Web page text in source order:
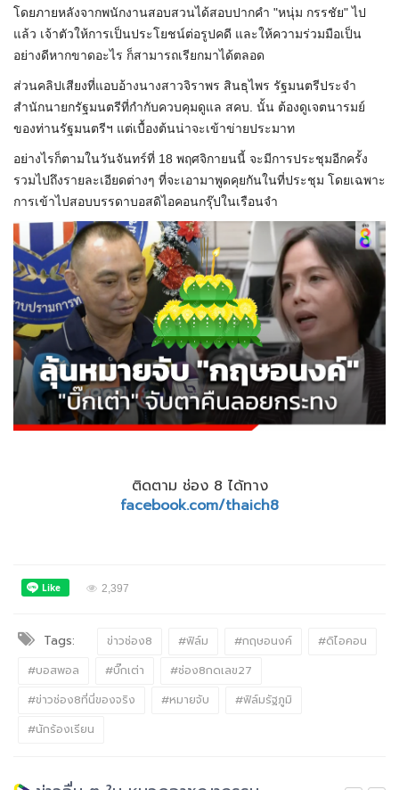
โดยภายหลังจากพนักงานสอบสวนได้สอบปากคำ "หนุ่ม กรรชัย" ไป
แล้ว เจ้าตัวให้การเป็นประโยชน์ต่อรูปคดี และให้ความร่วมมือเป็น
อย่างดีหากขาดอะไร ก็สามารถเรียกมาได้ตลอด
ส่วนคลิปเสียงที่แอบอ้างนางสาวจิราพร สินธุไพร รัฐมนตรีประจำ
สำนักนายกรัฐมนตรีที่กำกับควบคุมดูแล สคบ. นั้น ต้องดูเจตนารมย์
ของท่านรัฐมนตรีฯ แต่เบื้องต้นน่าจะเข้าข่ายประมาท
อย่างไรก็ตามในวันจันทร์ที่ 18 พฤศจิกายนนี้ จะมีการประชุมอีกครั้ง
รวมไปถึงรายละเอียดต่างๆ ที่จะเอามาพูดคุยกันในที่ประชุม โดยเฉพาะ
การเข้าไปสอบบรรดาบอสดิไอคอนกรุ๊ปในเรือนจำ
ติดตาม ช่อง 8 ได้ทาง
facebook.com/thaich8
2,397
Tags: ข่าวช่อง8 #ฟิล์ม #กฤษอนงค์
#ดิไอคอน
#บอสพอล
#บิ๊กเต่า
#ช่อง8กดเลข27
#ข่าวช่อง8ที่นี่ของจริง
#หมายจับ
#ฟิล์มรัฐภูมิ
#นักร้องเรียน